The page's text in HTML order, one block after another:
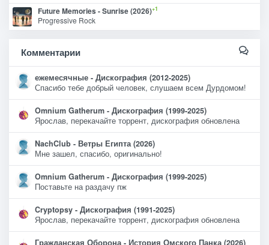
Future Memories - Sunrise (2026)+1
Progressive Rock
Комментарии
ежемесячные - Дискография (2012-2025)
Спасибо тебе добрый человек, слушаем всем Дурдомом!
Omnium Gatherum - Дискография (1999-2025)
Ярослав, перекачайте торрент, дискография обновлена
NachClub - Ветры Египта (2026)
Мне зашел, спасибо, оригинально!
Omnium Gatherum - Дискография (1999-2025)
Поставьте на раздачу пж
Cryptopsy - Дискография (1991-2025)
Ярослав, перекачайте торрент, дискография обновлена
Гражданская Оборона - История Омского Панка (2026)